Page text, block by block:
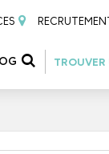
TROUVER